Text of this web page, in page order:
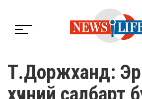
Т.Доржханд:
хүчний салбарт